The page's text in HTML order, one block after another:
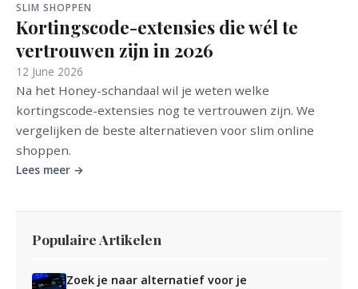
SLIM SHOPPEN
Kortingscode-extensies die wél te
vertrouwen zijn in 2026
12 June 2026
Na het Honey-schandaal wil je weten welke
kortingscode-extensies nog te vertrouwen zijn. We
vergelijken de beste alternatieven voor slim online
shoppen.
Lees meer →
Populaire Artikelen
Zoek je naar alternatief voor je